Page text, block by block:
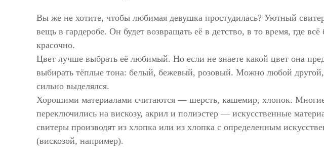
Вы же не хотите, чтобы любимая девушка простудилась? Уютный
вещь в гардеробе. Он будет возвращать её в детство, в то время, где всё
красочно.
Цвет лучше выбрать её любимый. Но если не знаете какой цвет она
выбирать тёплые тона: белый, бежевый, розовый. Можно любой
сильно выделялся.
Хорошими материалами считаются — шерсть, кашемир, хлопок.
переключились на вискозу, акрил и полиэстер — искусственные
свитеры производят из хлопка или из хлопка с определенным
(вискозой, например).